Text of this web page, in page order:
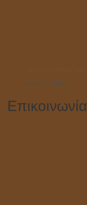
Ιούλ 7, 2025
Επικοινωνία